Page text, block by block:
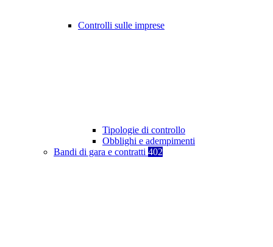
Controlli sulle imprese
Tipologie di controllo
Obblighi e adempimenti
Bandi di gara e contratti 402